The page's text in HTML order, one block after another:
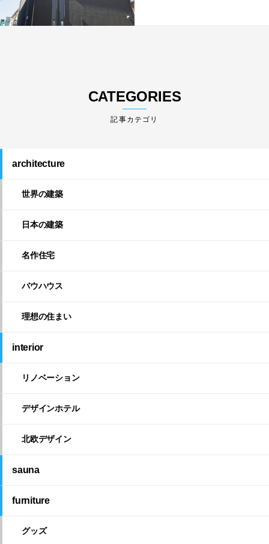
CATEGORIES
architecture
世界の建築
日本の建築
名作住宅
バウハウス
理想の住まい
interior
リノベーション
デザインホテル
北欧デザイン
sauna
furniture
グッズ